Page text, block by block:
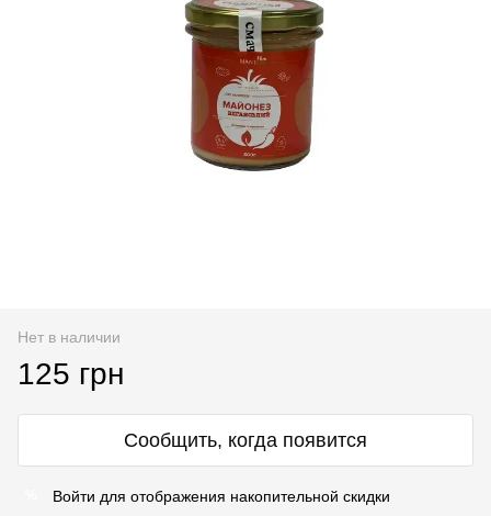
Нет в наличии
125 грн
Сообщить, когда появится
Войти для отображения накопительной скидки